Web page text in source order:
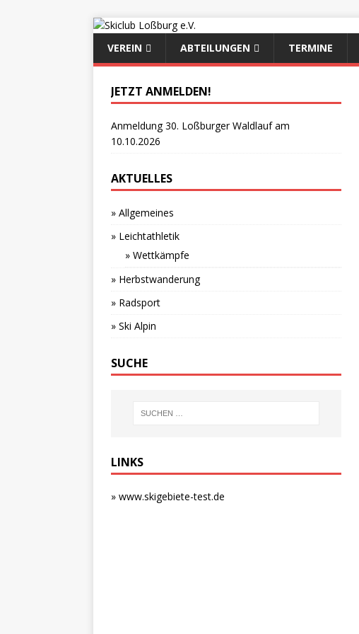
VEREIN ABTEILUNGEN TERMINE
JETZT ANMELDEN!
Anmeldung 30. Loßburger Waldlauf am
10.10.2026
AKTUELLES
» Allgemeines
» Leichtathletik
» Wettkämpfe
» Herbstwanderung
» Radsport
» Ski Alpin
SUCHE
LINKS
» www.skigebiete-test.de